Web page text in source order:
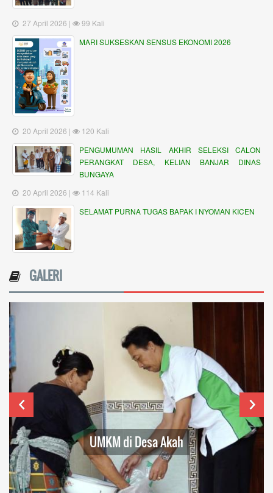
27 April 2026 |
99 Kali
MARI SUKSESKAN SENSUS EKONOMI 2026
20 April 2026 |
120 Kali
PENGUMUMAN HASIL AKHIR SELEKSI CALON
PERANGKAT DESA, KELIAN BANJAR DINAS
BUNGAYA
20 April 2026 |
114 Kali
SELAMAT PURNA TUGAS BAPAK I NYOMAN KICEN
GALERI
UMKM di Desa Akah